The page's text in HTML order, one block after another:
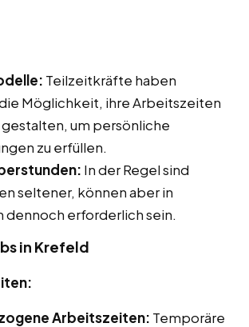
Teilzeitkräfte haben
Möglichkeit, ihre Arbeitszeiten
um persönliche
zu erfüllen.
In der Regel sind
seltener, können aber in
dennoch erforderlich sein.
in Krefeld
Arbeitszeiten: Temporäre